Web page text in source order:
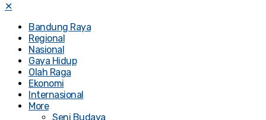
✕
Bandung Raya
Regional
Nasional
Gaya Hidup
Olah Raga
Ekonomi
Internasional
More
Seni Budaya